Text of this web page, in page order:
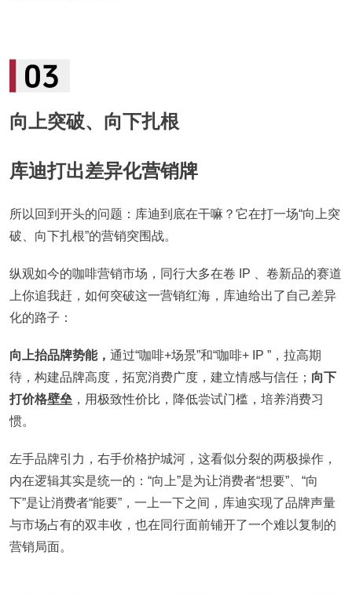
向上突破、向下扎根
库迪打出差异化营销牌
所以回到开头的问题：库迪到底在干嘛？它在打一场“向上突
破、向下扎根”的营销突围战。
纵观如今的咖啡营销市场，同行大多在卷 IP 、卷新品的赛道
上你追我赶，如何突破这一营销红海，库迪给出了自己差异
化的路子：
向上抬品牌势能， 通过“咖啡+场景”和“咖啡+ IP ”，拉高期
待，构建品牌高度，拓宽消费广度，建立情感与信任； 向下
打价格壁垒 ，用极致性价比，降低尝试门槛，培养消费习
惯。
左手品牌引力，右手价格护城河，这看似分裂的两极操作，
内在逻辑其实是统一的：“向上”是为让消费者“想要”、“向
下”是让消费者“能要”，一上一下之间，库迪实现了品牌声量
与市场占有的双丰收，也在同行面前铺开了一个难以复制的
营销局面。